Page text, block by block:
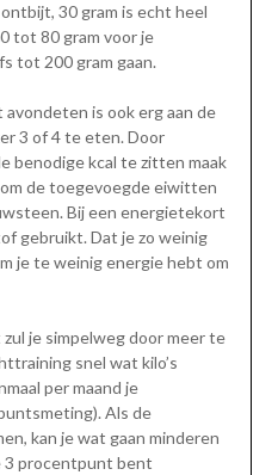
30 gram is echt heel
tot 80 gram voor je
tot 200 gram gaan.
is ook erg aan de
3 of 4 te eten. Door
benodige kcal te zitten maak
de toegevoegde eiwitten
Bij een energietekort
gebruikt. Dat je zo weinig
je te weinig energie hebt om
je simpelweg door meer te
snel wat kilo’s
per maand je
Als de
kan je wat gaan minderen
3 procentpunt bent